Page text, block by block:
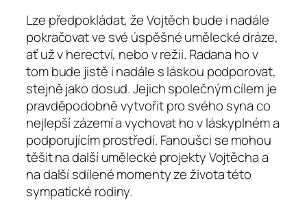
Lze předpokládat, že Vojtěch bude i nadále
pokračovat ve své úspěšné umělecké dráze,
ať už v herectví, nebo v režii. Radana ho v
tom bude jistě i nadále s láskou podporovat,
stejně jako dosud. Jejich společným cílem je
pravděpodobně vytvořit pro svého syna co
nejlepší zázemí a vychovat ho v láskyplném a
podporujícím prostředí. Fanoušci se mohou
těšit na další umělecké projekty Vojtěcha a
na další sdílené momenty ze života této
sympatické rodiny.